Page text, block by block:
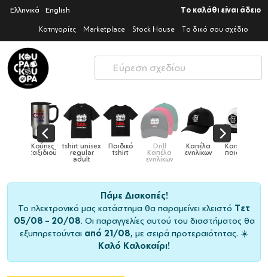
Ελληνικά English Το καλάθι είναι άδειο
Κατηγορίες Marketplace Stock House Το δικό σου σχέδιο
Drill
Καπέλα
Καπέλα
ενηλίκων
Καπέλα
παιδικά Κούπες Κούπες
ειδικές
Πάμε Διακοπές!
Το ηλεκτρονικό μας κατάστημα θα παραμείνει κλειστό Τετ
05/08 – 20/08. Οι παραγγελίες αυτού του διαστήματος θα
εξυπηρετούνται από 21/08, με σειρά προτεραιότητας. ☀️
Καλό Καλοκαίρι!